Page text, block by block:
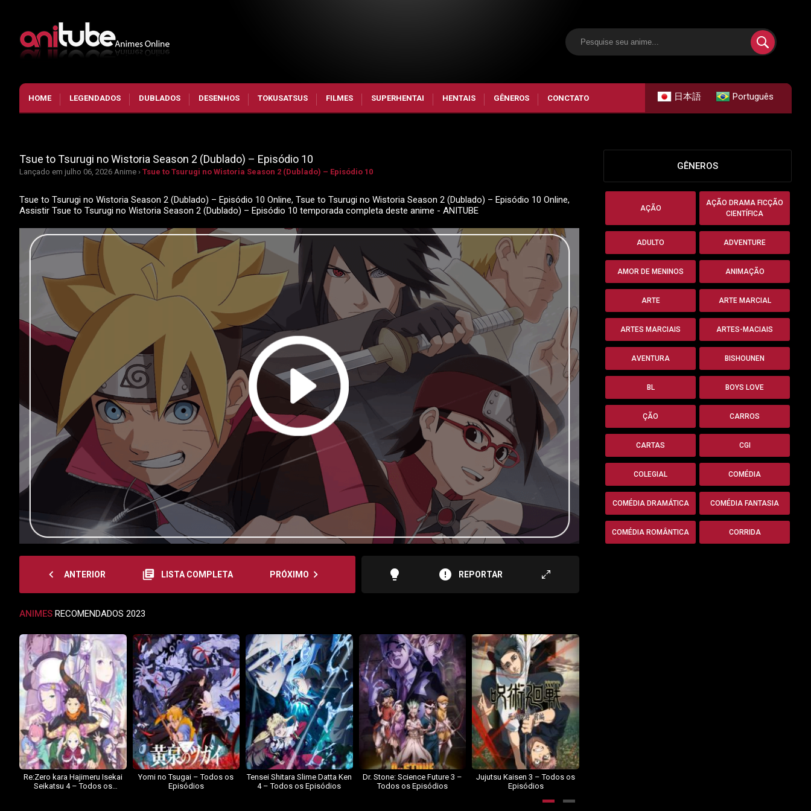
HOME LEGENDADOS DUBLADOS DESENHOS TOKUSATSUS FILMES SUPERHENTAI HENTAIS GÊNEROS CONCTATO 日本語 Português
Tsue to Tsurugi no Wistoria Season 2 (Dublado) – Episódio 10
Lançado em julho 06, 2026 Anime › Tsue to Tsurugi no Wistoria Season 2 (Dublado) – Episódio 10
Tsue to Tsurugi no Wistoria Season 2 (Dublado) – Episódio 10 Online, Tsue to Tsurugi no Wistoria Season 2 (Dublado) – Episódio 10 Online,
Assistir Tsue to Tsurugi no Wistoria Season 2 (Dublado) – Episódio 10 temporada completa deste anime - ANITUBE
navigate_before ANTERIOR library_books LISTA COMPLETA PRÓXIMO navigate_next lightbulb error REPORTAR
ANIMES RECOMENDADOS 2023
Re:Zero kara Hajimeru Isekai
Seikatsu 4 – Todos os
Yomi no Tsugai – Todos os
Episódios
Tensei Shitara Slime Datta Ken
4 – Todos os Episódios
Dr. Stone: Science Future 3 –
Todos os Episódios
Jujutsu Kaisen 3 – Todos os
Episódios
GÊNEROS
AÇÃO
AÇÃO DRAMA FICÇÃO
CIENTÍFICA
ADULTO ADVENTURE
AMOR DE MENINOS ANIMAÇÃO
ARTE ARTE MARCIAL
ARTES MARCIAIS ARTES-MACIAIS
AVENTURA BISHOUNEN
BL BOYS LOVE
ÇÃO CARROS
CARTAS CGI
COLEGIAL COMÉDIA
COMÉDIA DRAMÁTICA COMÉDIA FANTASIA
COMÉDIA ROMÂNTICA CORRIDA